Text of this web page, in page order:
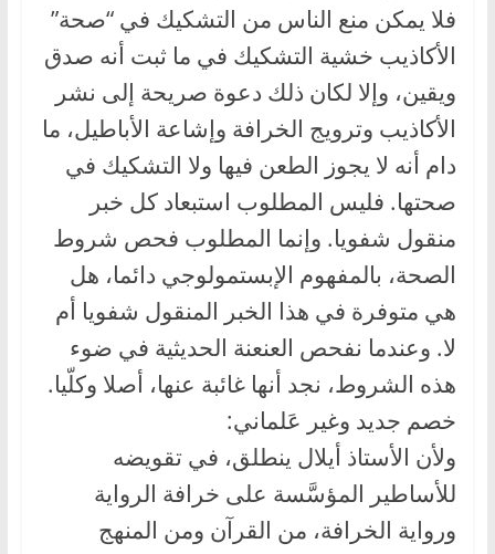
فلا يمكن منع الناس من التشكيك في “صحة”
الأكاذيب خشية التشكيك في ما ثبت أنه صدق
ويقين، وإلا لكان ذلك دعوة صريحة إلى نشر
الأكاذيب وترويج الخرافة وإشاعة الأباطيل، ما
دام أنه لا يجوز الطعن فيها ولا التشكيك في
صحتها. فليس المطلوب استبعاد كل خبر
منقول شفويا. وإنما المطلوب فحص شروط
الصحة، بالمفهوم الإبستمولوجي دائما، هل
هي متوفرة في هذا الخبر المنقول شفويا أم
لا. وعندما نفحص العنعنة الحديثية في ضوء
هذه الشروط، نجد أنها غائبة عنها، أصلا وكلّيا.
خصم جديد وغير عَلماني:
ولأن الأستاذ أيلال ينطلق، في تقويضه
للأساطير المؤسَّسة على خرافة الرواية
ورواية الخرافة، من القرآن ومن المنهج